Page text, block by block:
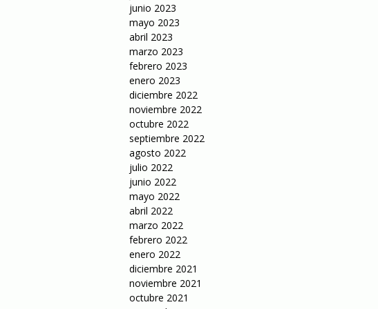
junio 2023
mayo 2023
abril 2023
marzo 2023
febrero 2023
enero 2023
diciembre 2022
noviembre 2022
octubre 2022
septiembre 2022
agosto 2022
julio 2022
junio 2022
mayo 2022
abril 2022
marzo 2022
febrero 2022
enero 2022
diciembre 2021
noviembre 2021
octubre 2021